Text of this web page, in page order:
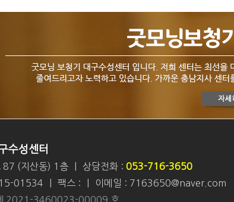
수성센터
87 (지산동) 1층 상담전화 : 053-716-3650
01534
팩스 :
이메일 : 7163650@naver.com
2021-3460023-00009 호